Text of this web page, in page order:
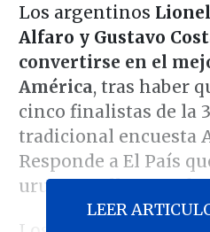
Los argentinos
Alfaro y Gustavo
convertirse en el
América, tras haber
cinco finalistas de la
tradicional encuesta
Responde a El País
uruguayo lleva a cabo
LEER